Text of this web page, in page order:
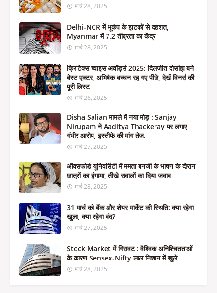
मार्च 28, 2025
Delhi-NCR में भूकंप के झटकों से दहशत,
Myanmar में 7.2 तीव्रता का केंद्र
मार्च 28, 2025
क्रिटिक्स च्वाइस अवॉर्ड्स 2025: दिलजीत दोसांझ बने
बेस्ट एक्टर, अभिषेक बच्चन रह गए पीछे, देखें विनर्स की
पूरी लिस्ट
मार्च 26, 2025
Disha Salian मामले में नया मोड़ : Sanjay
Nirupam ने Aaditya Thackeray पर लगाए
गंभीर आरोप, इस्तीफे की मांग तेज.
मार्च 27, 2025
ऑक्सफोर्ड यूनिवर्सिटी में ममता बनर्जी के भाषण के दौरान
छात्रों का हंगामा, तीखे सवालों का दिया जवाब
मार्च 28, 2025
31 मार्च को बैंक और शेयर मार्केट की स्थिति: क्या रहेगा
खुला, क्या रहेगा बंद?
मार्च 27, 2025
Stock Market में गिरावट : वैश्विक अनिश्चितताओं
के कारण Sensex-Nifty लाल निशान में खुले
मार्च 28, 2025